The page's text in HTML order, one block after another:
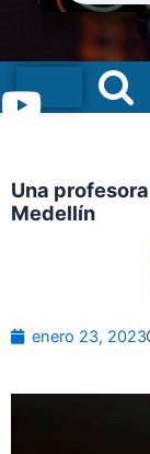
Menu
Una
Medellín
enero 23, 2023